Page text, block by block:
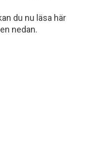
du nu läsa här
nedan.